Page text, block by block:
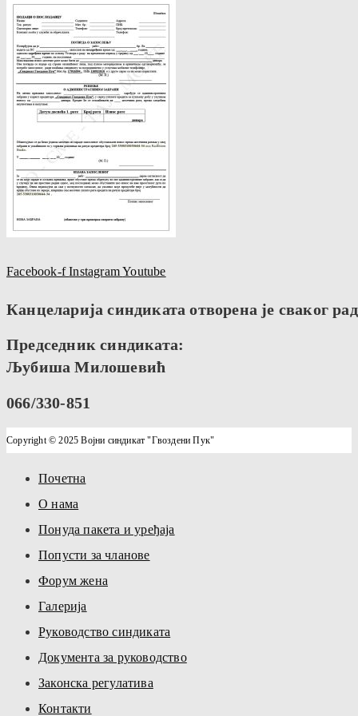
Facebook-f InstagramYoutube
Канцеларија синдиката отворена је сваког
Председник синдиката:
Љубиша Милошевић
066/330-851
Copyright © 2025 Војни синдикат "Гвоздени Пук"
Почетна
О нама
Понуда пакета и уређаја
Попусти за чланове
Форум жена
Галерија
Руководство синдиката
Документа за руководство
Законска регулатива
Контакти